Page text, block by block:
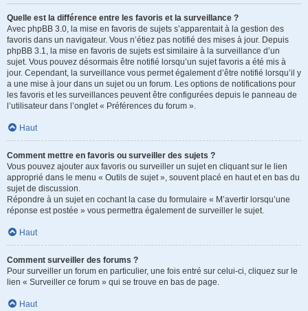
Quelle est la différence entre les favoris et la surveillance ?
Avec phpBB 3.0, la mise en favoris de sujets s’apparentait à la gestion des
favoris dans un navigateur. Vous n’étiez pas notifié des mises à jour. Depuis
phpBB 3.1, la mise en favoris de sujets est similaire à la surveillance d’un
sujet. Vous pouvez désormais être notifié lorsqu’un sujet favoris a été mis à
jour. Cependant, la surveillance vous permet également d’être notifié lorsqu’il y
a une mise à jour dans un sujet ou un forum. Les options de notifications pour
les favoris et les surveillances peuvent être configurées depuis le panneau de
l’utilisateur dans l’onglet « Préférences du forum ».
Haut
Comment mettre en favoris ou surveiller des sujets ?
Vous pouvez ajouter aux favoris ou surveiller un sujet en cliquant sur le lien
approprié dans le menu « Outils de sujet », souvent placé en haut et en bas du
sujet de discussion.
Répondre à un sujet en cochant la case du formulaire « M’avertir lorsqu’une
réponse est postée » vous permettra également de surveiller le sujet.
Haut
Comment surveiller des forums ?
Pour surveiller un forum en particulier, une fois entré sur celui-ci, cliquez sur le
lien « Surveiller ce forum » qui se trouve en bas de page.
Haut